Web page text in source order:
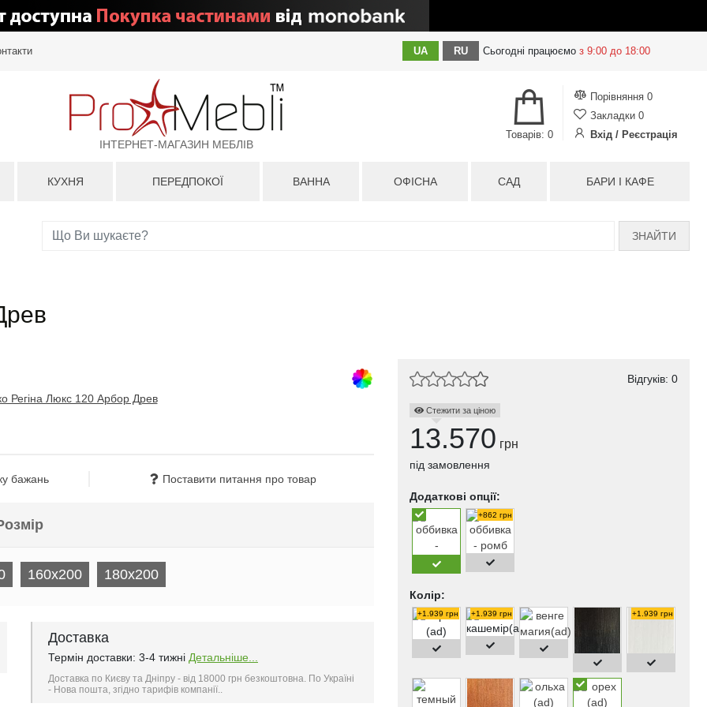
UA RU Сьогодні працюємо з 9:00 до 18:00
ІНТЕРНЕТ-МАГАЗИН МЕБЛІВ
Порівняння 0
Закладки 0
Вхід / Реєстрація
Товарів: 0
КУХНЯ ПЕРЕДПОКОЇ ВАННА ОФІСНА САД БАРИ І КАФЕ
ЗНАЙТИ
бажань Поставити питання про товар
160x200 180x200
Доставка
Термін доставки: 3-4 тижні Детальніше...
Доставка по Києву та Дніпру - від 18000 грн безкоштовна. По Україні
- Нова пошта, згідно тарифів компанії..
Відгуків: 0
Стежити за ціною
13.570 грн
під замовлення
Додаткові опції:
+862 грн
Колір:
+1.939 грн +1.939 грн +1.939 грн